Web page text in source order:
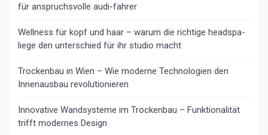
für anspruchsvolle audi-fahrer
Wellness für kopf und haar – warum die richtige headspa-
liege den unterschied für ihr studio macht
Trockenbau in Wien – Wie moderne Technologien den
Innenausbau revolutionieren
Innovative Wandsysteme im Trockenbau – Funktionalität
trifft modernes Design